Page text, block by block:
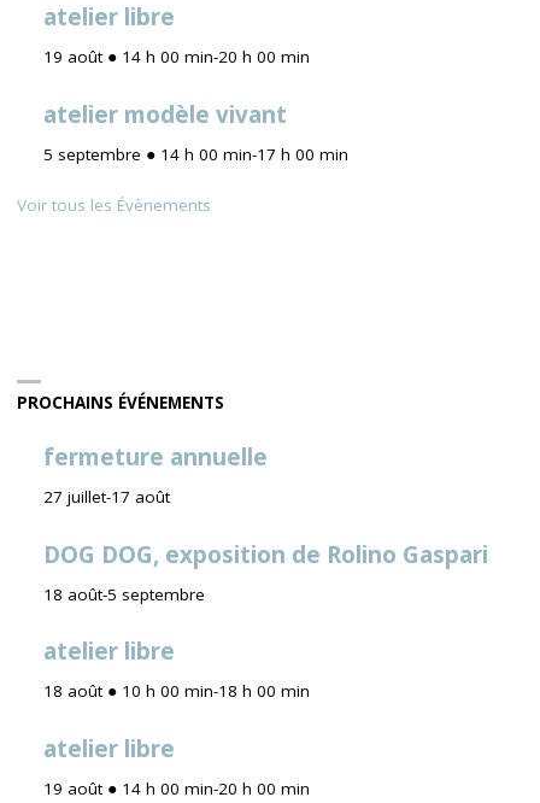
atelier libre
19 août ● 14 h 00 min-20 h 00 min
atelier modèle vivant
5 septembre ● 14 h 00 min-17 h 00 min
Voir tous les Évènements
PROCHAINS ÉVÉNEMENTS
fermeture annuelle
27 juillet-17 août
DOG DOG, exposition de Rolino Gaspari
18 août-5 septembre
atelier libre
18 août ● 10 h 00 min-18 h 00 min
atelier libre
19 août ● 14 h 00 min-20 h 00 min